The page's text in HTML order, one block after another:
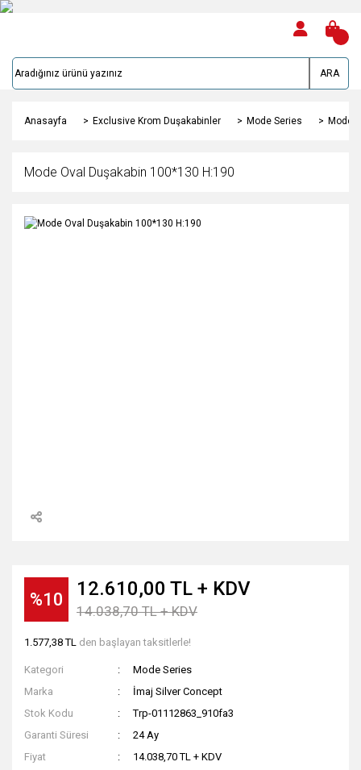
ARA
Anasayfa Exclusive Krom Duşakabinler Mode Series Mode
Mode Oval Duşakabin 100*130 H:190
%10 12.610,00 TL + KDV
14.038,70 TL + KDV
1.577,38 TL den başlayan taksitlerle!
Kategori
Mode Series
Marka
İmaj Silver Concept
Stok Kodu
Trp-01112863_910fa3
Garanti Süresi
24 Ay
Fiyat
14.038,70 TL + KDV